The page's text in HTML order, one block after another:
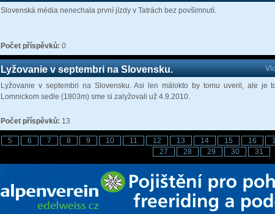
Slovenská média nenechala první jízdy v Tatrách bez povšimnutí.
Počet příspěvků: 0
Lyžovanie v septembri na Slovensku.
Lyžovanie v septembri na Slovensku. Asi len málokto by tomu uveril, ale je
Lomnickom sedle (1803m) sme si zalyžovali už 4.9.2010.
Počet příspěvků: 13
5 6 7 8 9 10 11 12 13 14 15 16
27
28 29 30 31